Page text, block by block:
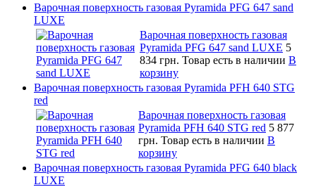
Варочная поверхность газовая Pyramida PFG 647 sand
LUXE
Варочная поверхность газовая
Pyramida PFG 647 sand LUXE 5
834 грн. Товар есть в наличии В
корзину
Варочная поверхность газовая Pyramida PFH 640 STG
red
Варочная поверхность газовая
Pyramida PFH 640 STG red 5 877
грн. Товар есть в наличии В
корзину
Варочная поверхность газовая Pyramida PFG 640 black
LUXE